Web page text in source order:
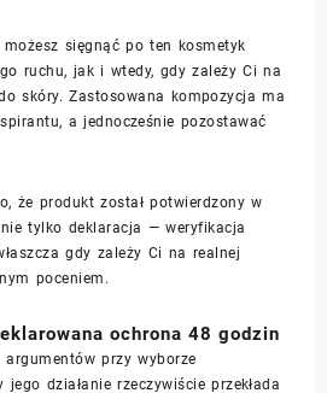
sięgnąć po ten kosmetyk
ruchu, jak i wtedy, gdy zależy Ci na
skóry. Zastosowana kompozycja ma
a jednocześnie pozostawać
że produkt został potwierdzony w
tylko deklaracja — weryfikacja
gdy zależy Ci na realnej
poceniem.
ochrona 48 godzin
przy wyborze
działanie rzeczywiście przekłada